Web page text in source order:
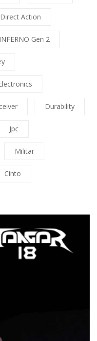
Direct Action
INFERNO Gen 2
Durability
Jpc
Militar
Cinto